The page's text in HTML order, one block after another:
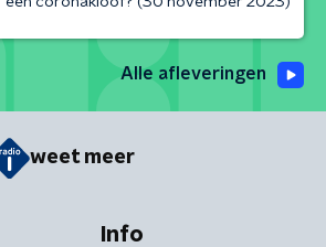
Alle afleveringen
weet meer
Info